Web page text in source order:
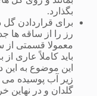
بگذارد.
برای قراردادن
رز را از ساقه ها
معمولا قسمتی از
باید کاملاً عاری
این موضوع به
زیر آب پوسیده
گلدان و در